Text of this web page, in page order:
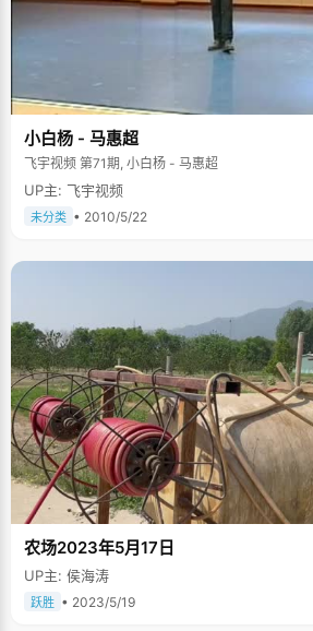
小白杨 - 马惠超
飞宇视频 第71期, 小白杨 - 马惠超
UP主: 飞宇视频
未分类 • 2010/5/22
农场2023年5月17日
UP主: 侯海涛
跃胜 • 2023/5/19